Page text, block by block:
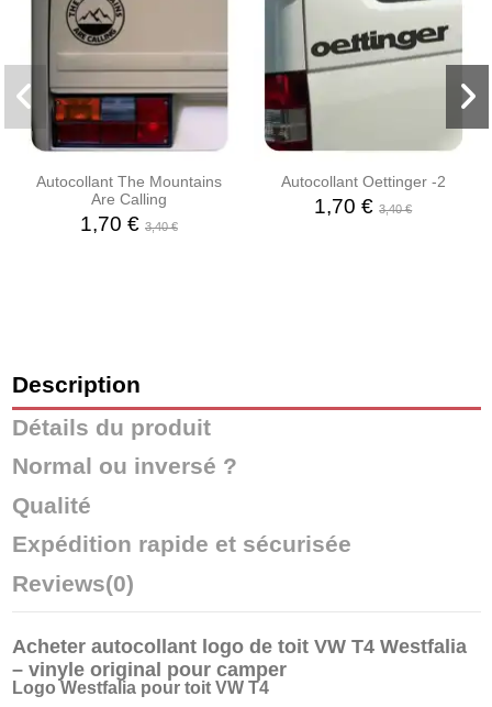
Autocollant The Mountains
Are Calling
1,70 € 3,40 €
Autocollant Oettinger -2
1,70 €3,40 €
Description
Détails du produit
Normal ou inversé ?
Qualité
Expédition rapide et sécurisée
Reviews(0)
Acheter autocollant logo de toit VW T4 Westfalia
– vinyle original pour camper
Logo Westfalia pour toit VW T4